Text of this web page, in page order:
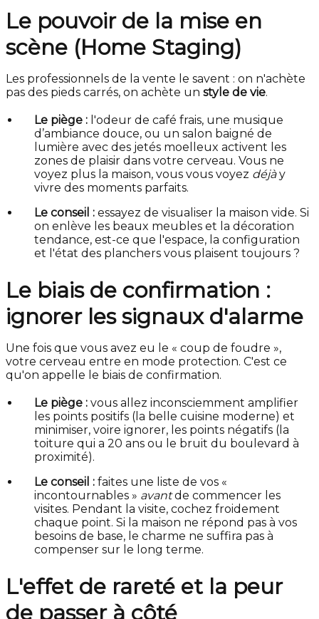
Le pouvoir de la mise en
scène (Home Staging)
Les professionnels de la vente le savent : on n'achète
pas des pieds carrés, on achète un style de vie.
Le piège : l'odeur de café frais, une musique
d’ambiance douce, ou un salon baigné de
lumière avec des jetés moelleux activent les
zones de plaisir dans votre cerveau. Vous ne
voyez plus la maison, vous vous voyez déjày
vivre des moments parfaits.
Le conseil : essayez de visualiser la maison vide. Si
on enlève les beaux meubles et la décoration
tendance, est-ce que l'espace, la configuration
et l'état des planchers vous plaisent toujours ?
Le biais de confirmation :
ignorer les signaux d'alarme
Une fois que vous avez eu le « coup de foudre »,
votre cerveau entre en mode protection. C'est ce
qu'on appelle le biais de confirmation.
Le piège : vous allez inconsciemment amplifier
les points positifs (la belle cuisine moderne) et
minimiser, voire ignorer, les points négatifs (la
toiture qui a 20 ans ou le bruit du boulevard à
proximité).
Le conseil : faites une liste de vos «
incontournables » avantde commencer les
visites. Pendant la visite, cochez froidement
chaque point. Si la maison ne répond pas à vos
besoins de base, le charme ne suffira pas à
compenser sur le long terme.
L'effet de rareté et la peur
de passer à côté